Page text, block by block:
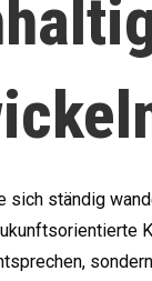
sich ständig